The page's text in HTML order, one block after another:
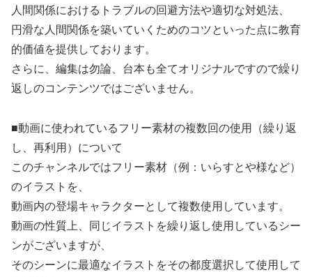
人間関係におけるトラブルの回避方法や適切な対処法、
円滑な人間関係を築いていくためのコツといった点に教育
的価値を提供しております。
さらに、編集は勿論、台本も全てオリジナルですので繰り
返しのコンテンツではございません。
■動画に使われているフリー素材の複数回の使用（繰り返
し、再利用）について
このチャンネルではフリー素材（例：いらすとや様など）
のイラストを、
動画内の登場キャラクターとして複数使用しています。
動画の性質上、同じイラストを繰り返し使用しているシー
ンがございますが、
そのシーンに最適なイラストをその都度選択して使用して